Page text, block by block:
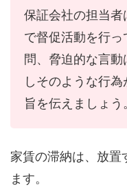
保証会社の担当
で督促活動を行
問、脅迫的な言
しそのような行
旨を伝えましょう
家賃の滞納は、放置
ます。